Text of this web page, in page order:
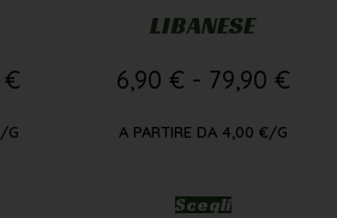
€
/G
LIBANESE
6,90 € - 79,90 €
A PARTIRE DA 4,00 €/G
Scegli